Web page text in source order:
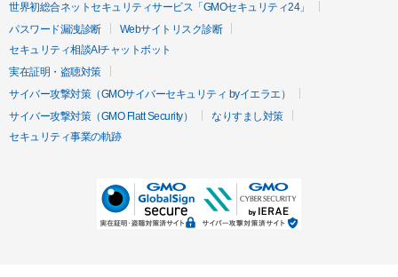
世界初総合ネットセキュリティサービス「GMOセキュリティ24」
パスワード漏洩診断
Webサイトリスク診断
セキュリティ相談AIチャットボット
実在証明・盗聴対策
サイバー攻撃対策（GMOサイバーセキュリティ byイエラエ）
サイバー攻撃対策（GMO Flatt Security）
なりすまし対策
セキュリティ事業の軌跡